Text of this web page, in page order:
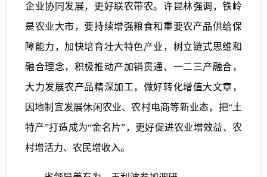
企业协同发展，更好联农带农。许昆林强调，铁岭
是农业大市，要持续增强粮食和重要农产品供给保
障能力，加快培育壮大特色产业，树立链式思维和
融合理念，积极推动产加销贯通、一二三产融合，
大力发展农产品精深加工，做好转化增值大文章，
因地制宜发展休闲农业、农村电商等新业态，把“土
特产”打造成为“金名片”，更好促进农业增效益、农
村增活力、农民增收入。